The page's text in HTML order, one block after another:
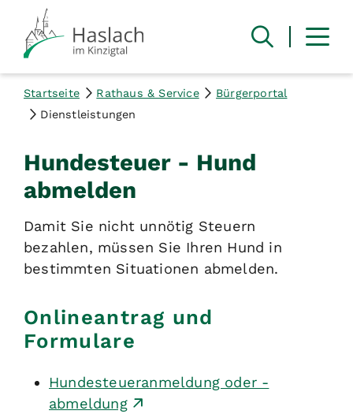
Startseite Rathaus & Service
Bürgerportal
Dienstleistungen
Hundesteuer - Hund
abmelden
Damit Sie nicht unnötig Steuern
bezahlen, müssen Sie Ihren Hund in
bestimmten Situationen abmelden.
Onlineantrag und
Formulare
Hundesteueranmeldung oder -
abmeldung